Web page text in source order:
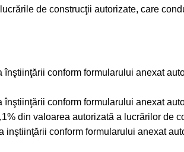
de construcţii autorizate, care
conform formularului anexat
conform formularului anexat
din valoarea autorizată a lucrărilor de
conform formularului anexat